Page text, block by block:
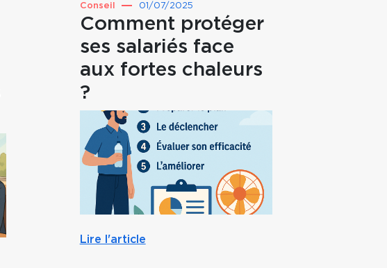
Conseil 01/07/2025
Comment protéger
ses salariés face
aux fortes chaleurs
?
Lire l'article